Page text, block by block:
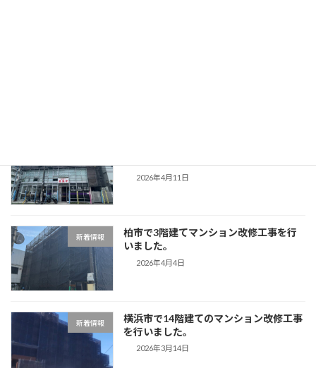
2026年4月11日
新着情報
柏市で3階建てマンション改修工事を行
いました。
2026年4月4日
新着情報
横浜市で14階建てのマンション改修工事
を行いました。
2026年3月14日